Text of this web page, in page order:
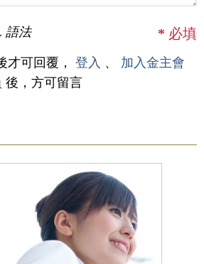
語法 * 必填
才可回覆， 登入 、 加入金主會
後，方可留言